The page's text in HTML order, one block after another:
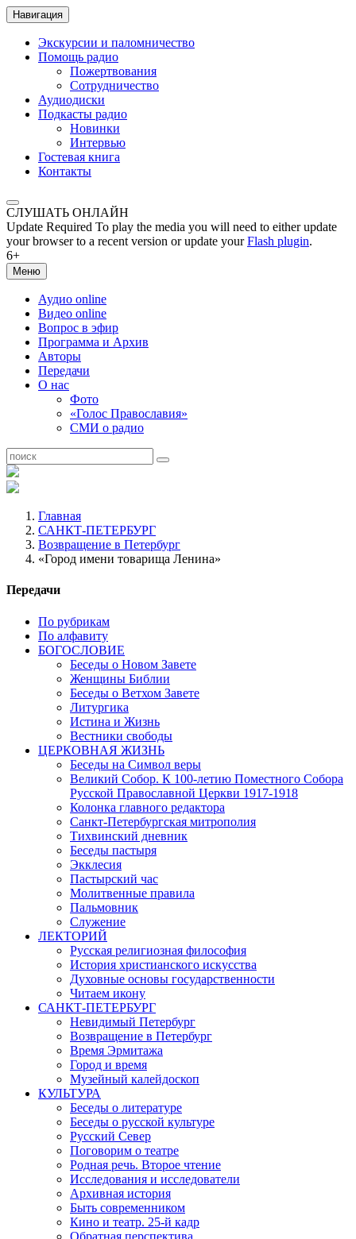
Навигация
Экскурсии и паломничество
Помощь радио
Пожертвования
Сотрудничество
Аудиодиски
Подкасты радио
Новинки
Интервью
Гостевая книга
Контакты
СЛУШАТЬ ОНЛАЙН
Update Required To play the media you will need to either update
your browser to a recent version or update yourFlash plugin.
6+
Меню
Аудио online
Видео online
Вопрос в эфир
Программа и Архив
Авторы
Передачи
О нас
Фото
«Голос Православия»
СМИ о радио
Главная
САНКТ-ПЕТЕРБУРГ
Возвращение в Петербург
«Город имени товарища Ленина»
Передачи
По рубрикам
По алфавиту
БОГОСЛОВИЕ
Беседы о Новом Завете
Женщины Библии
Беседы о Ветхом Завете
Литургика
Истина и Жизнь
Вестники свободы
ЦЕРКОВНАЯ ЖИЗНЬ
Беседы на Символ веры
Великий Собор. К 100-летию Поместного Собора
Русской Православной Церкви 1917-1918
Колонка главного редактора
Санкт-Петербургская митрополия
Тихвинский дневник
Беседы пастыря
Экклесия
Пастырский час
Молитвенные правила
Пальмовник
Служение
ЛЕКТОРИЙ
Русская религиозная философия
История христианского искусства
Духовные основы государственности
Читаем икону
САНКТ-ПЕТЕРБУРГ
Невидимый Петербург
Возвращение в Петербург
Время Эрмитажа
Город и время
Музейный калейдоскоп
КУЛЬТУРА
Беседы о литературе
Беседы о русской культуре
Русский Север
Поговорим о театре
Родная речь. Второе чтение
Исследования и исследователи
Архивная история
Быть современником
Кино и театр. 25-й кадр
Обратная перспектива